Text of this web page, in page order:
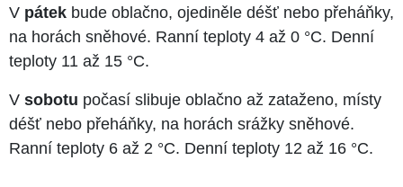
V pátek bude oblačno, ojediněle déšť nebo přeháňky,
na horách sněhové. Ranní teploty 4 až 0 °C. Denní
teploty 11 až 15 °C.
V sobotu počasí slibuje oblačno až zataženo, místy
déšť nebo přeháňky, na horách srážky sněhové.
Ranní teploty 6 až 2 °C. Denní teploty 12 až 16 °C.